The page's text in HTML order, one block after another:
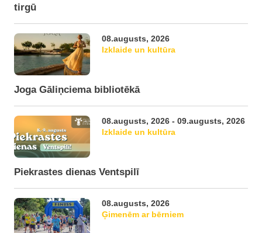
tirgū
08.augusts, 2026
Izklaide un kultūra
Joga Gāliņciema bibliotēkā
08.augusts, 2026 - 09.augusts, 2026
Izklaide un kultūra
Piekrastes dienas Ventspilī
08.augusts, 2026
Ģimenēm ar bērniem